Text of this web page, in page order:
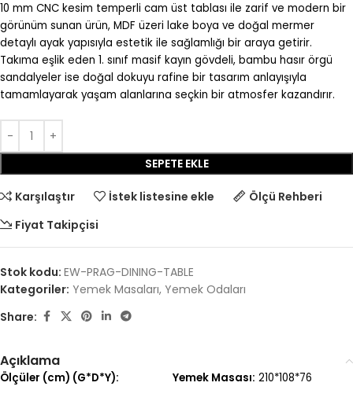
10 mm CNC kesim temperli cam üst tablası ile zarif ve modern bir
görünüm sunan ürün, MDF üzeri lake boya ve doğal mermer
detaylı ayak yapısıyla estetik ile sağlamlığı bir araya getirir.
Takıma eşlik eden 1. sınıf masif kayın gövdeli, bambu hasır örgü
sandalyeler ise doğal dokuyu rafine bir tasarım anlayışıyla
tamamlayarak yaşam alanlarına seçkin bir atmosfer kazandırır.
SEPETE EKLE
Karşılaştır İstek listesine ekle
Ölçü Rehberi
Fiyat Takipçisi
Stok kodu: EW-PRAG-DINING-TABLE
Kategoriler: Yemek Masaları, Yemek Odaları
Share:
Açıklama
Ölçüler (cm) (G*D*Y): Yemek Masası: 210*108*76